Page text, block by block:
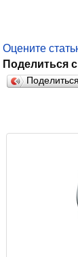
Оцените
Поделиться